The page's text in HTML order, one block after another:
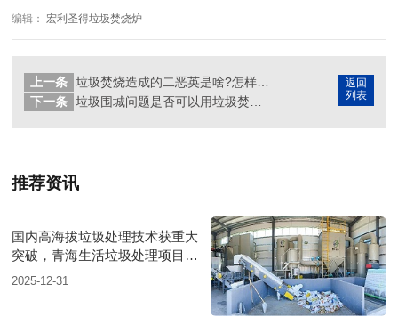
编辑： 宏利圣得垃圾焚烧炉
返回
列表
上一条
下一条
推荐资讯
国内高海拔垃圾处理技术获重大
突破，青海生活垃圾处理项目树
行业新标杆
2025-12-31